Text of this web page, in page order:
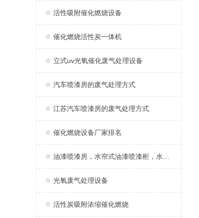
活性吸附催化燃烧设备
催化燃烧活性炭一体机
立式uv光氧催化废气处理设备
汽车喷漆房的废气处理方式
江苏汽车喷漆房的废气处理方式
催化燃烧设备厂家排名
光氧废气处理设备
活性炭吸附浓缩催化燃烧